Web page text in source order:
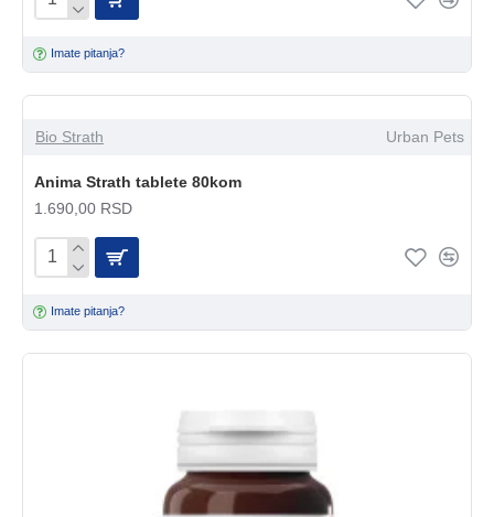
Imate pitanja?
Bio Strath Urban Pets
Anima Strath tablete 80kom
1.690,00 RSD
Imate pitanja?